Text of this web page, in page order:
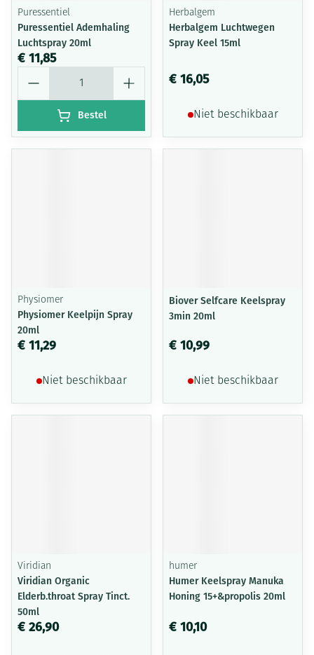
Puressentiel
Puressentiel Ademhaling
Luchtspray 20ml
€ 11,85
Bestel
Herbalgem
Herbalgem Luchtwegen
Spray Keel 15ml
€ 16,05
Niet beschikbaar
Physiomer
Physiomer Keelpijn Spray
20ml
€ 11,29
Niet beschikbaar
Biover Selfcare Keelspray
3min 20ml
€ 10,99
Niet beschikbaar
Viridian
Viridian Organic
Elderb.throat Spray Tinct.
50ml
€ 26,90
humer
Humer Keelspray Manuka
Honing 15+&propolis 20ml
€ 10,10